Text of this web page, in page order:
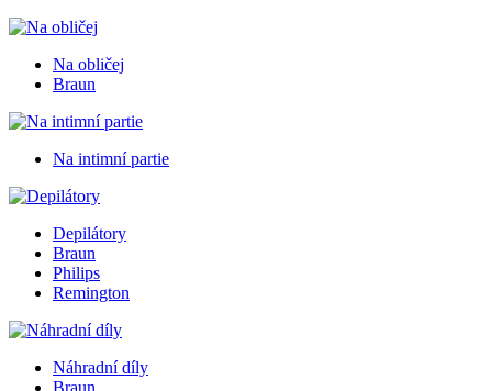
Na obličej
Braun
Na intimní partie
Depilátory
Braun
Philips
Remington
Náhradní díly
Braun